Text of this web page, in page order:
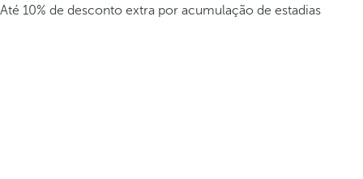
Até 10% de desconto extra por acumulação de estadias